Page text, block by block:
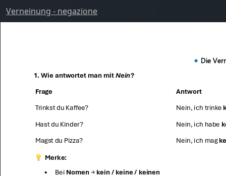
Verneinung - negazione